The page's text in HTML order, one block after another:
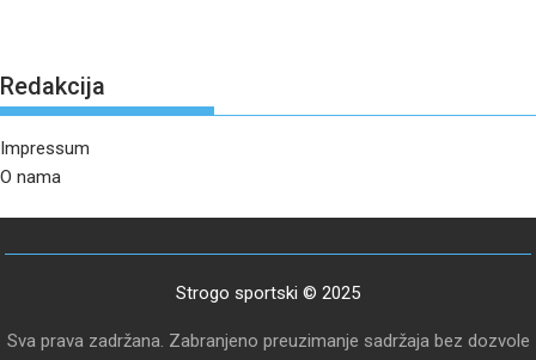
Redakcija
Impressum
O nama
Strogo sportski © 2025
Sva prava zadržana. Zabranjeno preuzimanje sadržaja bez dozvole